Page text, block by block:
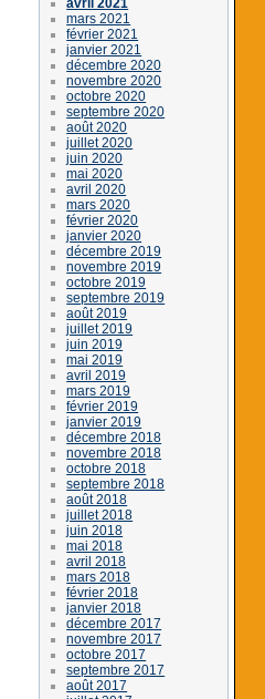
mars 2021
février 2021
janvier 2021
décembre 2020
novembre 2020
octobre 2020
septembre 2020
août 2020
juillet 2020
juin 2020
mai 2020
avril 2020
mars 2020
février 2020
janvier 2020
décembre 2019
novembre 2019
octobre 2019
septembre 2019
août 2019
juillet 2019
juin 2019
mai 2019
avril 2019
mars 2019
février 2019
janvier 2019
décembre 2018
novembre 2018
octobre 2018
septembre 2018
août 2018
juillet 2018
juin 2018
mai 2018
avril 2018
mars 2018
février 2018
janvier 2018
décembre 2017
novembre 2017
octobre 2017
septembre 2017
août 2017